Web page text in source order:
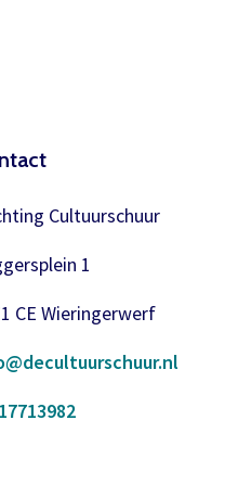
Cultuurschuur
1
CE Wieringerwerf